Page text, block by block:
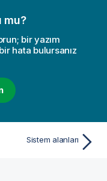
mu?
bir yazım
hata bulursanız
Sistem alanları